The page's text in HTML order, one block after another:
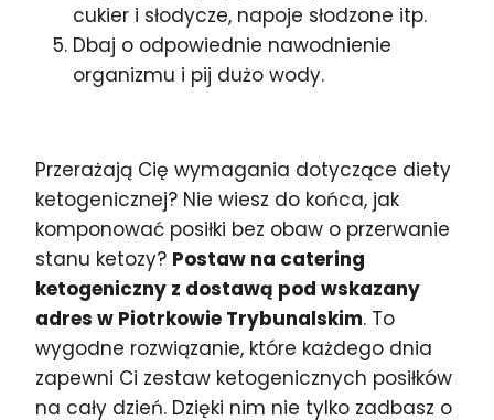
cukier i słodycze, napoje słodzone itp.
Dbaj o odpowiednie nawodnienie
organizmu i pij dużo wody.
Przerażają Cię wymagania dotyczące diety
ketogenicznej? Nie wiesz do końca, jak
komponować posiłki bez obaw o przerwanie
stanu ketozy? Postaw na catering
ketogeniczny z dostawą pod wskazany
adres w Piotrkowie Trybunalskim. To
wygodne rozwiązanie, które każdego dnia
zapewni Ci zestaw ketogenicznych posiłków
na cały dzień. Dzięki nim nie tylko zadbasz o